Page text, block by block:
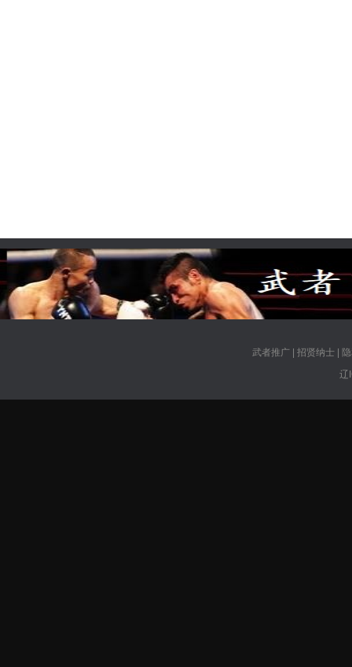
武者推广| 招贤纳士|
辽